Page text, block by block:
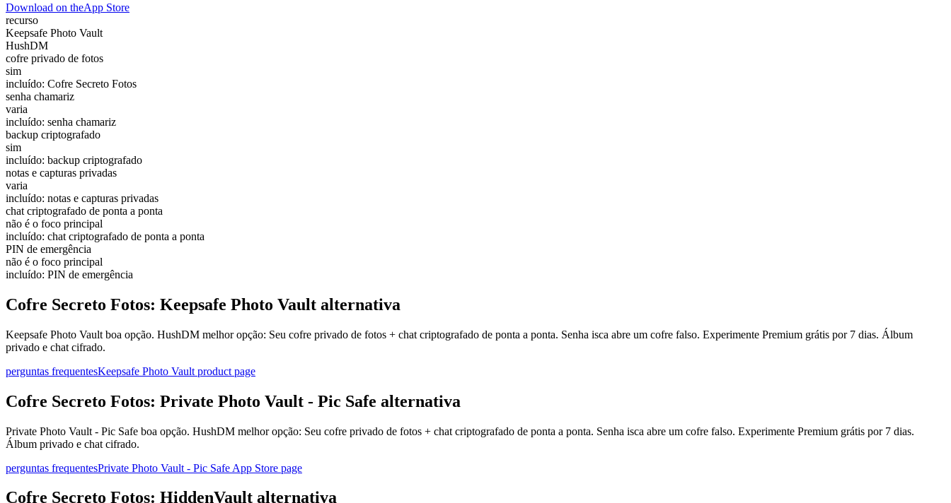
Download on theApp Store
recurso
Keepsafe Photo Vault
HushDM
cofre privado de fotos
sim
incluído: Cofre Secreto Fotos
senha chamariz
varia
incluído: senha chamariz
backup criptografado
sim
incluído: backup criptografado
notas e capturas privadas
varia
incluído: notas e capturas privadas
chat criptografado de ponta a ponta
não é o foco principal
incluído: chat criptografado de ponta a ponta
PIN de emergência
não é o foco principal
incluído: PIN de emergência
Cofre Secreto Fotos: Keepsafe Photo Vault alternativa
Keepsafe Photo Vault boa opção. HushDM melhor opção: Seu cofre privado de fotos + chat criptografado de ponta a ponta. Senha isca abre um cofre falso. Experimente Premium grátis por 7 dias. Álbum
privado e chat cifrado.
perguntas frequentesKeepsafe Photo Vault product page
Cofre Secreto Fotos: Private Photo Vault - Pic Safe alternativa
Private Photo Vault - Pic Safe boa opção. HushDM melhor opção: Seu cofre privado de fotos + chat criptografado de ponta a ponta. Senha isca abre um cofre falso. Experimente Premium grátis por 7 dias.
Álbum privado e chat cifrado.
perguntas frequentesPrivate Photo Vault - Pic Safe App Store page
Cofre Secreto Fotos: HiddenVault alternativa